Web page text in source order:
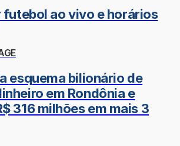
futebol ao vivo e horários
esquema bilionário de
em Rondônia e
316 milhões em mais 3